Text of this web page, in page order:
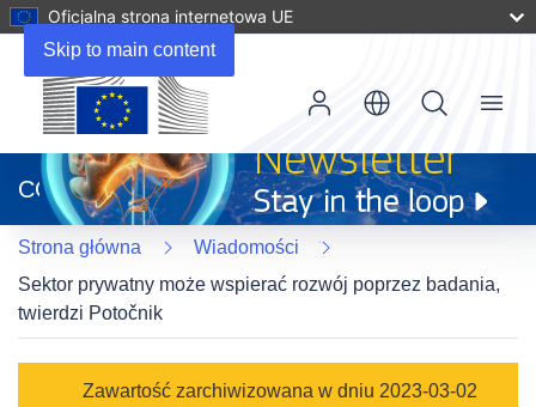
Skip to main content
Oficjalna strona internetowa UE
otworzy
się
w
nowym
oknie)
CORDIS
Menu
Strona główna
Wiadomości
Sektor prywatny może wspierać rozwój poprzez badania,
twierdzi Potočnik
Zawartość zarchiwizowana w dniu 2023-03-02